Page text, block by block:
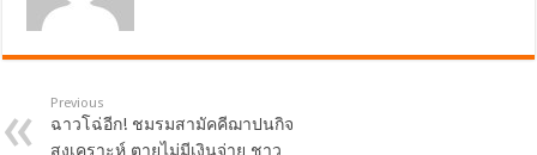
Previous
ฉาวโฉ่อีก! ชมรมสามัคคีฌาปนกิจ
สงเคราะห์ ตายไม่มีเงินจ่าย ชาว